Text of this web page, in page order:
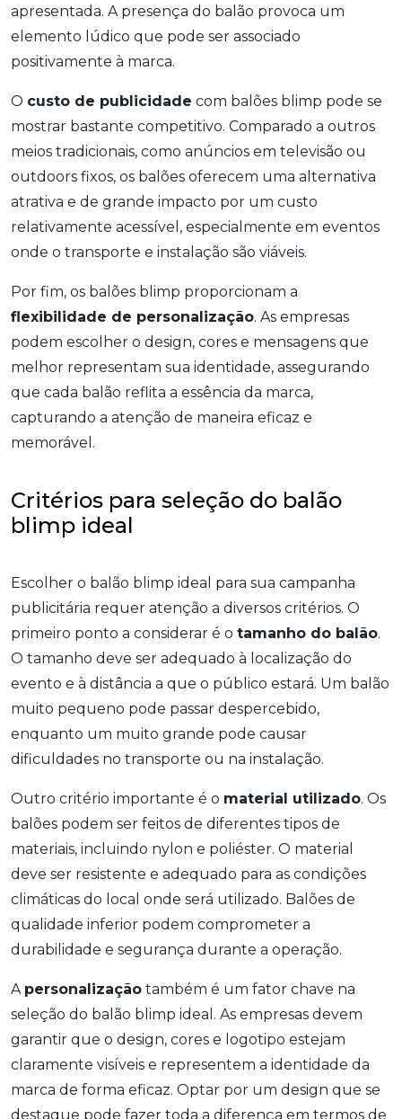
apresentada. A presença do balão provoca um
elemento lúdico que pode ser associado
positivamente à marca.
O custo de publicidade com balões blimp pode se
mostrar bastante competitivo. Comparado a outros
meios tradicionais, como anúncios em televisão ou
outdoors fixos, os balões oferecem uma alternativa
atrativa e de grande impacto por um custo
relativamente acessível, especialmente em eventos
onde o transporte e instalação são viáveis.
Por fim, os balões blimp proporcionam a
flexibilidade de personalização. As empresas
podem escolher o design, cores e mensagens que
melhor representam sua identidade, assegurando
que cada balão reflita a essência da marca,
capturando a atenção de maneira eficaz e
memorável.
Critérios para seleção do balão
blimp ideal
Escolher o balão blimp ideal para sua campanha
publicitária requer atenção a diversos critérios. O
primeiro ponto a considerar é o tamanho do balão.
O tamanho deve ser adequado à localização do
evento e à distância a que o público estará. Um balão
muito pequeno pode passar despercebido,
enquanto um muito grande pode causar
dificuldades no transporte ou na instalação.
Outro critério importante é o material utilizado. Os
balões podem ser feitos de diferentes tipos de
materiais, incluindo nylon e poliéster. O material
deve ser resistente e adequado para as condições
climáticas do local onde será utilizado. Balões de
qualidade inferior podem comprometer a
durabilidade e segurança durante a operação.
A personalização também é um fator chave na
seleção do balão blimp ideal. As empresas devem
garantir que o design, cores e logotipo estejam
claramente visíveis e representem a identidade da
marca de forma eficaz. Optar por um design que se
destaque pode fazer toda a diferença em termos de